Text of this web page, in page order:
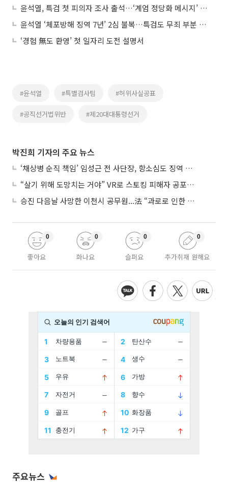
윤석열, 특검 첫 피의자 조사 출석…‘계엄 정당화 메시지’ 의혹 추궁
윤석열 ‘체포방해 징역 7년’ 2심 불복…특검도 무죄 부분 상고
‘경험 無도 환영’ 첫 일자리 도전 설명서
#윤석열 #특별검사팀 #허위사실공표
#공직선거법위반 #제20대대통령선거
박진희 기자의 주요 뉴스
‘채상병 순직 책임’ 임성근 전 사단장, 항소심도 징역 3년
“살기 위해 도망치는 거야” VR로 스토킹 피해자 공포 마주한 수형자들
승진 다음날 사망한 이천시 공무원...法 “과로로 인한 순직”
좋아요
0
화나요
0
슬퍼요
0
추가취재 원해요
0
주요뉴스